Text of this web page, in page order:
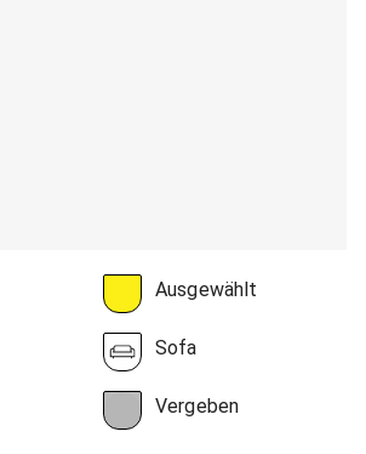
Ausgewählt
Sofa
Vergeben